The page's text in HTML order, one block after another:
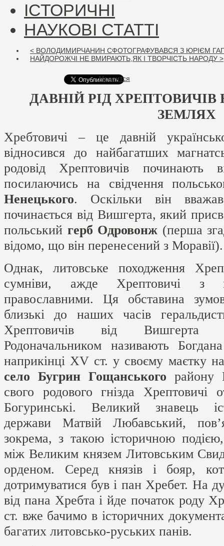
ІСТОРИЧНІ
НАУКОВІ СТАТТІ
< ВОЛОДИМИРЧАНИН СФОТОГРАФУВАВСЯ З ЮРІЄМ
НАЙДОРОЖЧІ НЕ ВМИРАЮТЬ,ЯК І ТВОРЧІСТЬ НАРОДУ >
Нравится
ДАВНІЙ РІД
ЗЕМЛЯХ
Хребтовичі – це давній
відносився до найбагатших
родовід Хрептовичів починають
посилаючись на свідчення
Ненецького. Оскільки він
починається від Вишгерта, який
польський герб Одровонж (перша
відомо, що він перенесений з Моравії).
Однак, литовське походження
сумніви, ажде Хрептовичі з
православними. Ця обставина
близькі до наших часів
Хрептовичів від Вишгерта
Родоначальником називають
наприкінці XV ст. у своєму маєтку
село Бугрин Гощанського району
свого родового гнізда Хрептовичі
Богуринські. Великий знавець
держави Матвій Любавський,
зокрема, з такою історичною
між Великим князем Литовським
орденом. Серед князів і бояр,
дотримуватися був і пан Хребет. На
від пана Хребта і йде початок роду
ст. вже бачимо в історичних
багатих литовсько-руських панів.